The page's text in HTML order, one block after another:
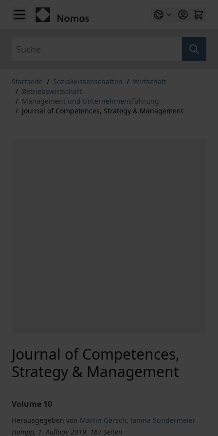
Zum Inhalt springen
Startseite / Sozialwissenschaften / Wirtschaft
/ Betriebswirtschaft
/ Management und Unternehmensführung
/ Journal of Competences, Strategy & Management
Journal of Competences,
Strategy & Management
Volume 10
Herausgegeben von Martin Gersch, Janina Sundermeier
Hampp, 1. Auflage 2019, 167 Seiten